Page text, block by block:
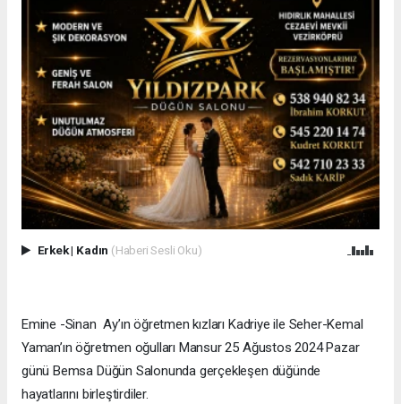
Erkek| Kadın (Haberi Sesli Oku)
Emine -Sinan Ay’ın öğretmen kızları Kadriye ile Seher-Kemal
Yaman’ın öğretmen oğulları Mansur 25 Ağustos 2024 Pazar
günü Bemsa Düğün Salonunda gerçekleşen düğünde
hayatlarını birleştirdiler.